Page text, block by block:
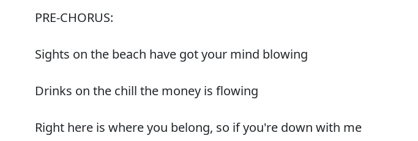
PRE-CHORUS:
Sights on the beach have got your mind blowing
Drinks on the chill the money is flowing
Right here is where you belong, so if you're down with me